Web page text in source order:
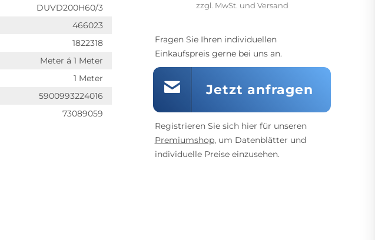
DUVD200H60/3
466023
1822318
Meter á 1 Meter
1 Meter
5900993224016
73089059
zzgl. MwSt. und Versand
Fragen Sie Ihren individuellen
Einkaufspreis gerne bei uns an.
Jetzt anfragen
Registrieren Sie sich hier für unseren
Premiumshop, um Datenblätter und
individuelle Preise einzusehen.